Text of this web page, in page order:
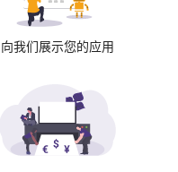
向我们展示您的应用